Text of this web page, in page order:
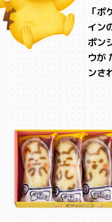
「
イン
ポン
ウが
ンさ